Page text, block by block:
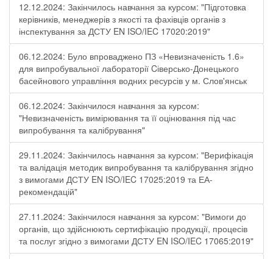
12.12.2024: Закінчилось навчання за курсом: "Підготовка
керівників, менеджерів з якості та фахівців органів з
інспектування за ДСТУ EN ISO/IEC 17020:2019"
06.12.2024: Було впроваджено ПЗ «Невизначеність 1.6»
для випробувальної лабораторії Cіверсько-Донецького
басейнового управління водних ресурсів у м. Слов'янськ
06.12.2024: Закінчилося навчання за курсом:
"Невизначеність вимірювання та її оцінювання під час
випробування та калібрування"
29.11.2024: Закінчилось навчання за курсом: "Верифікація
та валідація методик випробування та калібрування згідно
з вимогами ДСТУ EN ISO/IEC 17025:2019 та ЕА-
рекомендацій"
27.11.2024: Закінчилося навчання за курсом: "Вимоги до
органів, що здійснюють сертифікацію продукції, процесів
та послуг згідно з вимогами ДСТУ EN ISO/IEC 17065:2019"